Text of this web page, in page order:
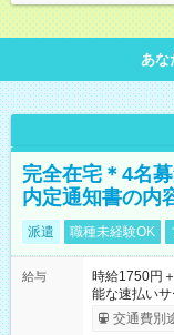
あな
完全在宅＊4名
内定通知書の内
派遣 職種未経験OK
給与
時給1750円
能な速払いサ
交通費別